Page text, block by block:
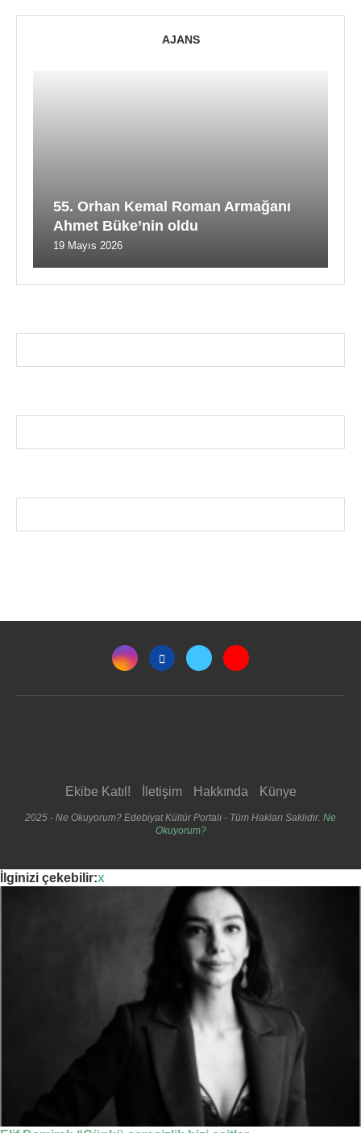
AJANS
55. Orhan Kemal Roman Armağanı
Ahmet Büke’nin oldu
19 Mayıs 2026
Ekibe Katıl! İletişim Hakkında Künye
2025 - Ne Okuyorum? Edebiyat Kültür Portalı - Tüm Hakları Saklıdır. Ne
Okuyorum?
İlginizi çekebilir:x